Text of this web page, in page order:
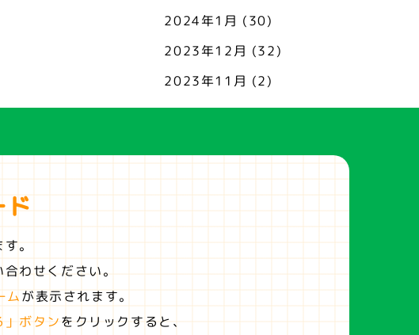
2024年1月 (30)
2023年12月 (32)
2023年11月 (2)
。
わせください。
ムが表示されます。
」ボタンをクリックすると、